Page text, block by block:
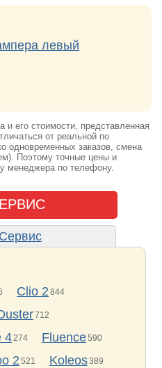
левый
и его стоимости, представленная
от реальной по
одновременных заказов, смена
Поэтому точные цены и
менеджера по телефону.
Сервис
Clio 2 844
712
4 274 Fluence590
2 521 Koleos389